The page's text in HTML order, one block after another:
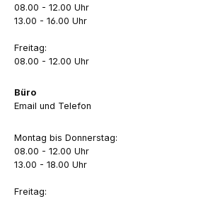
08.00 - 12.00 Uhr
13.00 - 16.00 Uhr
Freitag:
08.00 - 12.00 Uhr
Büro
Email und Telefon
Montag bis Donnerstag:
08.00 - 12.00 Uhr
13.00 - 18.00 Uhr
Freitag: